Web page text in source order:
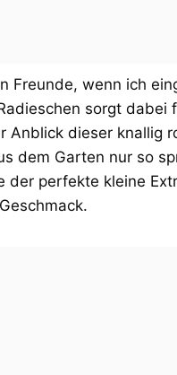
Freunde, wenn ich
sorgt dabei
Anblick dieser knallig
dem Garten nur so
der perfekte kleine